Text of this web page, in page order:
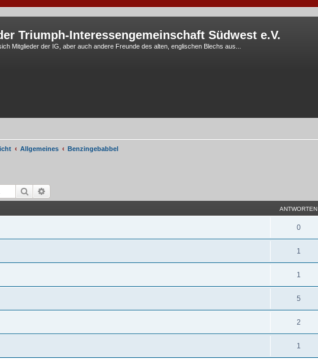
Triumph-Interessengemeinschaft Südwest e.V.
Mitglieder der IG, aber auch andere Freunde des alten, englischen Blechs aus...
Allgemeines Benzingebabbel
Suche
ANTWORTEN
0
1
1
5
2
1